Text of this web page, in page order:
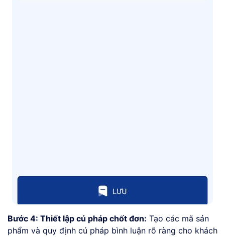
Bước 4: Thiết lập cú pháp chốt đơn: Tạo các mã sản
phẩm và quy định cú pháp bình luận rõ ràng cho khách